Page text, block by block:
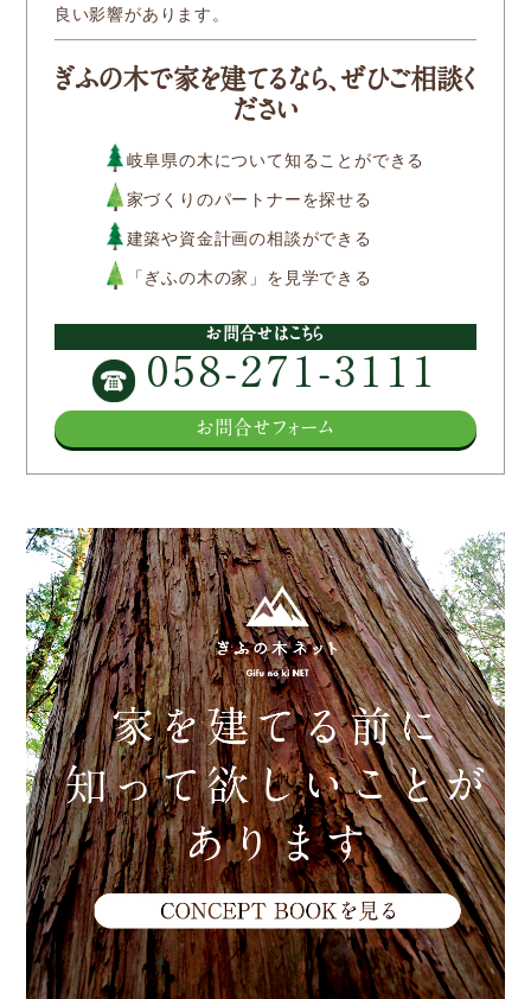
施工事例
岐阜県産材商品
Column
構造材パッケージ
潜入！岐阜県産材ができるまで
知ってほしい木のコト森のコト
Dr.みのりんの実験室
対談シリーズ
ぎふの木コラム
Other
お問い合わせ
良い影響があります。
ぎふの木で家を建てるなら、ぜひご相談く
ださい
岐阜県の木について知ることができる
家づくりのパートナーを探せる
建築や資金計画の相談ができる
「ぎふの木の家」を見学できる
お問合せはこちら
058-271-3111
お問合せフォーム